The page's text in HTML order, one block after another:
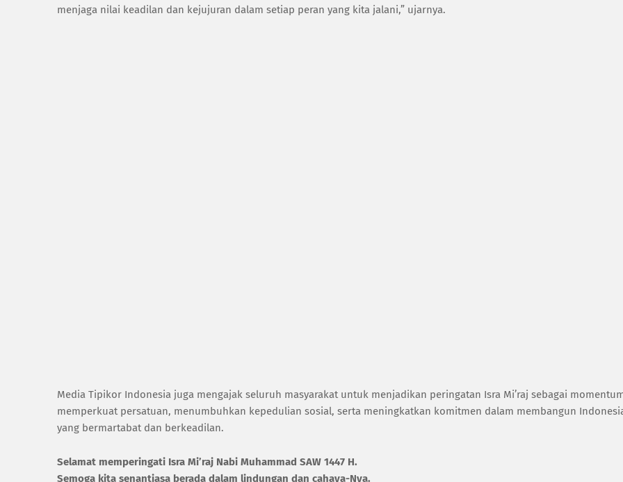
menjaga nilai keadilan dan kejujuran dalam setiap peran yang kita jalani,” ujarnya.
Media Tipikor Indonesia juga mengajak seluruh masyarakat untuk menjadikan peringatan Isra Mi’raj sebagai
memperkuat persatuan, menumbuhkan kepedulian sosial, serta meningkatkan komitmen dalam membangun
yang bermartabat dan berkeadilan.
Selamat memperingati Isra Mi’raj Nabi Muhammad SAW 1447 H.
Semoga kita senantiasa berada dalam lindungan dan cahaya-Nya.